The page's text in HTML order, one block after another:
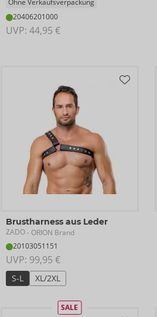
Ohne Verkaufsverpackung
20406201000
UVP: 44,95 €
Brustharness aus Leder
ZADO- ORION Brand
20103051151
UVP: 99,95 €
S-L XL/2XL
SALE